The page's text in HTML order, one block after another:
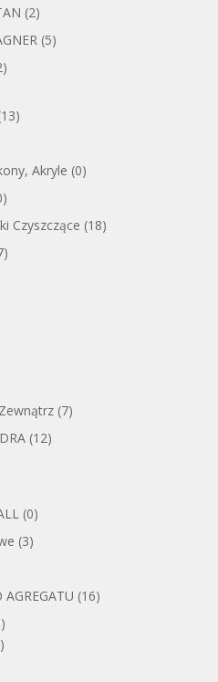
(2)
(5)
Akryle (0)
Czyszczące (18)
(7)
(12)
(0)
(3)
(16)